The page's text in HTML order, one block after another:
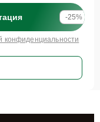
-25%
конфиденциальности